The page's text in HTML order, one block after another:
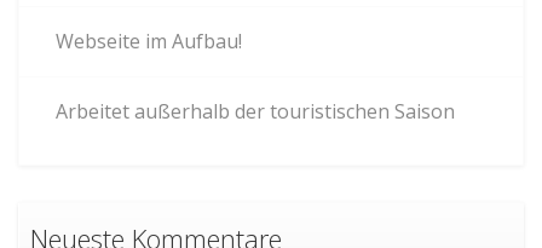
Webseite im Aufbau!
Arbeitet außerhalb der touristischen Saison
Neueste Kommentare